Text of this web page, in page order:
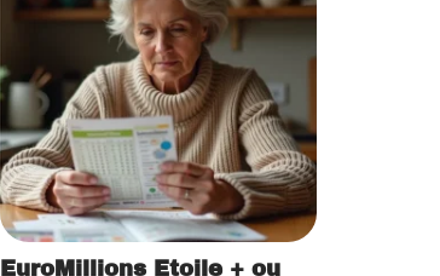
EuroMillions Etoile + ou